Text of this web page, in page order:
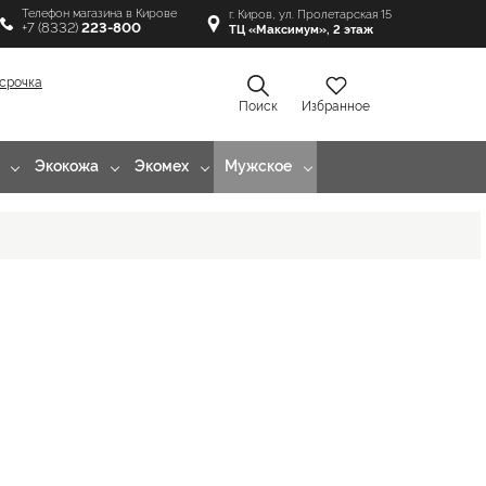
Телефон магазина в Кирове
+7 (8332) 223-800
г. Киров, ул. Пролетарская 15
ТЦ «Максимум», 2 этаж
Поиск
Избранное
Экокожа Экомех Мужское